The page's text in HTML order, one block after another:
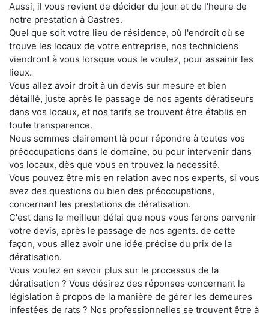
Aussi, il vous revient de décider du jour et de l'heure de
notre prestation à Castres.
Quel que soit votre lieu de résidence, où l'endroit où se
trouve les locaux de votre entreprise, nos techniciens
viendront à vous lorsque vous le voulez, pour assainir les
lieux.
Vous allez avoir droit à un devis sur mesure et bien
détaillé, juste après le passage de nos agents dératiseurs
dans vos locaux, et nos tarifs se trouvent être établis en
toute transparence.
Nous sommes clairement là pour répondre à toutes vos
préoccupations dans le domaine, ou pour intervenir dans
vos locaux, dès que vous en trouvez la necessité.
Vous pouvez être mis en relation avec nos experts, si vous
avez des questions ou bien des préoccupations,
concernant les prestations de dératisation.
C'est dans le meilleur délai que nous vous ferons parvenir
votre devis, après le passage de nos agents. de cette
façon, vous allez avoir une idée précise du prix de la
dératisation.
Vous voulez en savoir plus sur le processus de la
dératisation ? Vous désirez des réponses concernant la
législation à propos de la manière de gérer les demeures
infestées de rats ? Nos professionnelles se trouvent être à